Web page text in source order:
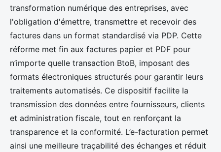
transformation numérique des entreprises, avec
l'obligation d'émettre, transmettre et recevoir des
factures dans un format standardisé via PDP. Cette
réforme met fin aux factures papier et PDF pour
n’importe quelle transaction BtoB, imposant des
formats électroniques structurés pour garantir leurs
traitements automatisés. Ce dispositif facilite la
transmission des données entre fournisseurs, clients
et administration fiscale, tout en renforçant la
transparence et la conformité. L’e-facturation permet
ainsi une meilleure traçabilité des échanges et réduit